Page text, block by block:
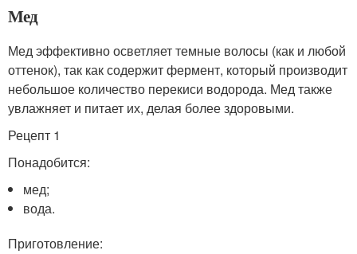
Мед
Мед эффективно осветляет темные волосы (как и любой
оттенок), так как содержит фермент, который производит
небольшое количество перекиси водорода. Мед также
увлажняет и питает их, делая более здоровыми.
Рецепт 1
Понадобится:
мед;
вода.
Приготовление: